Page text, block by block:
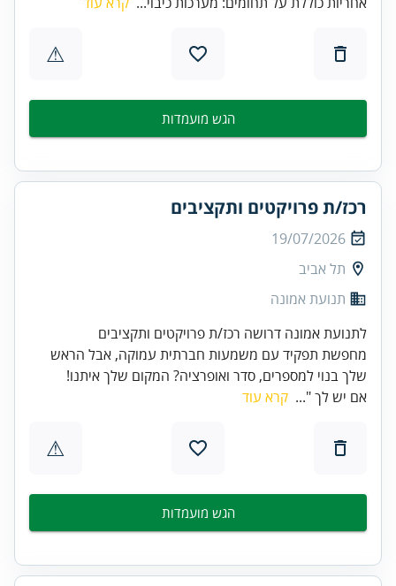
⚠
הגש מועמדות
רכז/ת פרויקטים ותקציבים
19/07/2026
תל אביב
תנועת אמונה
לתנועת אמונה דרושה רכז/ת פרויקטים ותקציבים
מחפשת תפקיד עם משמעות חברתית עמוקה, אבל הראש
שלך בנוי למספרים, סדר ואופרציה? המקום שלך איתנו!
אם יש לך "... קרא עוד
⚠
הגש מועמדות